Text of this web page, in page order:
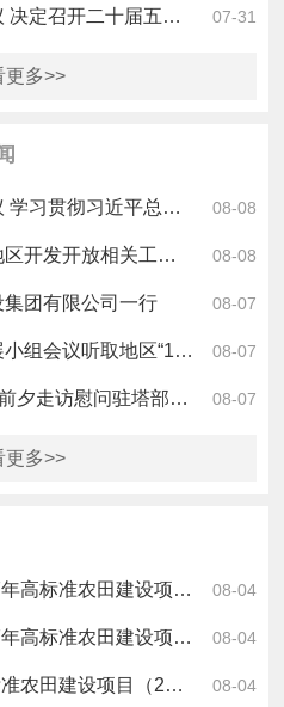
07-31
经济形势和经济工作 中共中央总书记习近平…
更多>>
08-08
精神 研究部署乡村振兴、财源建设等工作
08-08
放平台 聚力办好巴克图论坛 为地区打造对…
08-07
团有限公司一行
08-07
重大产业项目推进情况汇报
08-07
访慰问驻塔部队官兵
更多>>
08-04
年八标段）无拖欠农民工工资情况公示
08-04
七标段）无拖欠农民工工资情况公示
08-04
5标段）无拖欠农民工工资情况公示